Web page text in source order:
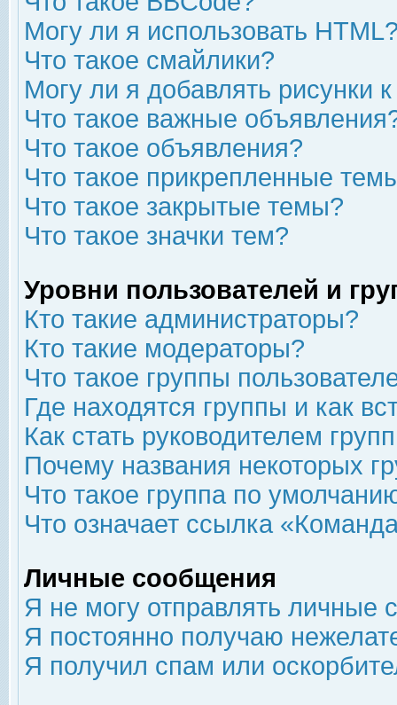
Могу ли я использовать
Что такое смайлики?
Могу ли я добавлять рисунки
Что такое важные
Что такое объявления?
Что такое прикрепленные
Что такое закрытые темы?
Что такое значки тем?
Уровни пользователей и
Кто такие администраторы?
Кто такие модераторы?
Что такое группы
Где находятся группы и как
Как стать руководителем
Почему названия некоторых
Что такое группа по
Что означает ссылка
Личные сообщения
Я не могу отправлять личные
Я постоянно получаю
Я получил спам или